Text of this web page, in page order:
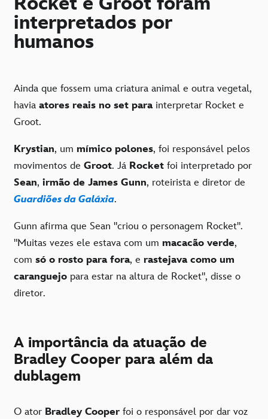
interpretados por
humanos
Ainda que fossem uma criatura animal e outra vegetal,
havia atores reais no set parainterpretar Rocket e
Groot.
Krystian, um mímico polones, foi responsável pelos
movimentos de Groot. Já Rocket foi interpretado por
Sean, irmão de James Gunn, roteirista e diretor de
Guardiões da Galáxia.
Gunn afirma que Sean "criou o personagem Rocket".
"Muitas vezes ele estava com um macacão verde,
com só o rosto para fora, e rastejava como um
caranguejo para estar na altura de Rocket", disse o
diretor.
A importância da atuação de
Bradley Cooper para além da
dublagem
O ator Bradley Cooper foi o responsável por dar voz